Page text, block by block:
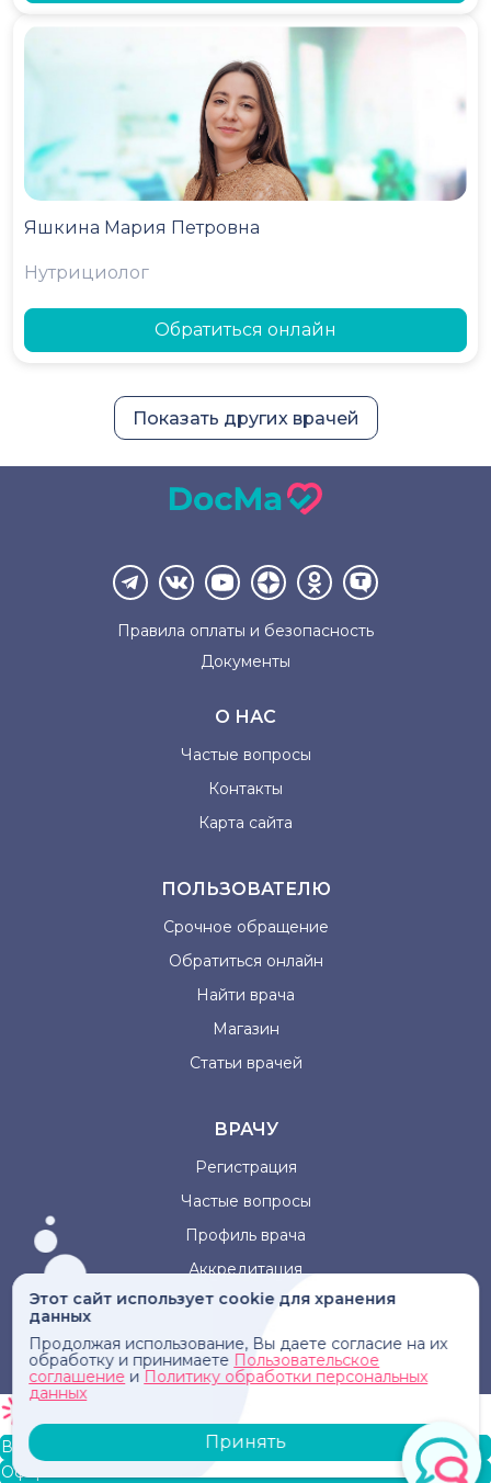
Яшкина Мария Петровна
Нутрициолог
Обратиться онлайн
Показать других врачей
Этот сайт использует cookie для хранения
данных
Продолжая использование, Вы даете согласие на их
обработку и принимаете Пользовательское
соглашение и Политику обработки персональных
данных
Принять
Правила оплаты и безопасность
Документы
О НАС
Частые вопросы
Контакты
Карта сайта
ПОЛЬЗОВАТЕЛЮ
Срочное обращение
Обратиться онлайн
Найти врача
Магазин
Статьи врачей
ВРАЧУ
Регистрация
Частые вопросы
Профиль врача
Аккредитация
Информация, представленная на сайте, не может быть
использована для постановки диагноза, назначения
лечения и не заменяет прием врача.
В корзину
Оформление заказа